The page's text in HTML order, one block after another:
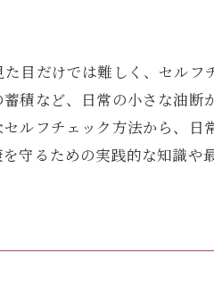
目だけでは難しく、セルフ
積など、日常の小さな油断
ルフチェック方法から、日
守るための実践的な知識や